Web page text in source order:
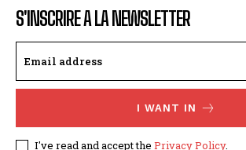
S'INSCRIRE A LA NEWSLETTER
I WANT IN
I've read and accept the Privacy Policy.